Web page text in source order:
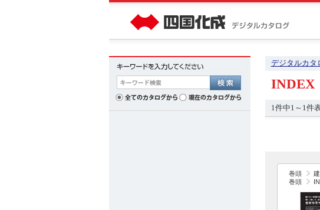
デジタルカタ
INDEX
1件中1～1件
巻頭
巻頭